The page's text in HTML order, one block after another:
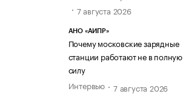
7 августа 2026
АНО «АИПР»
Почему московские зарядные
станции работают не в полную
силу
Интервью
7 августа 2026